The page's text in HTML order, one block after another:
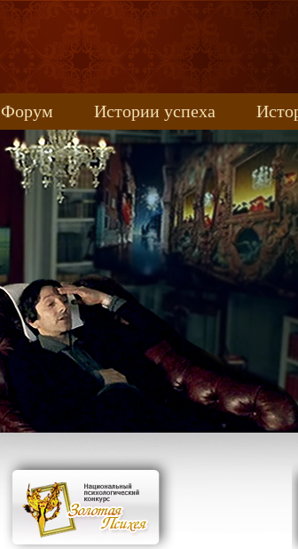
Форум Истории успеха
Книжные новинки
uspeh_2017